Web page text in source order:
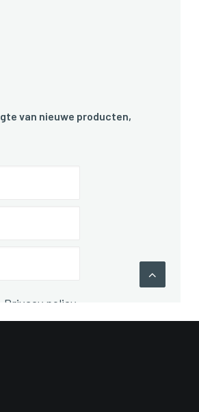
van nieuwe producten,
Privacy policy